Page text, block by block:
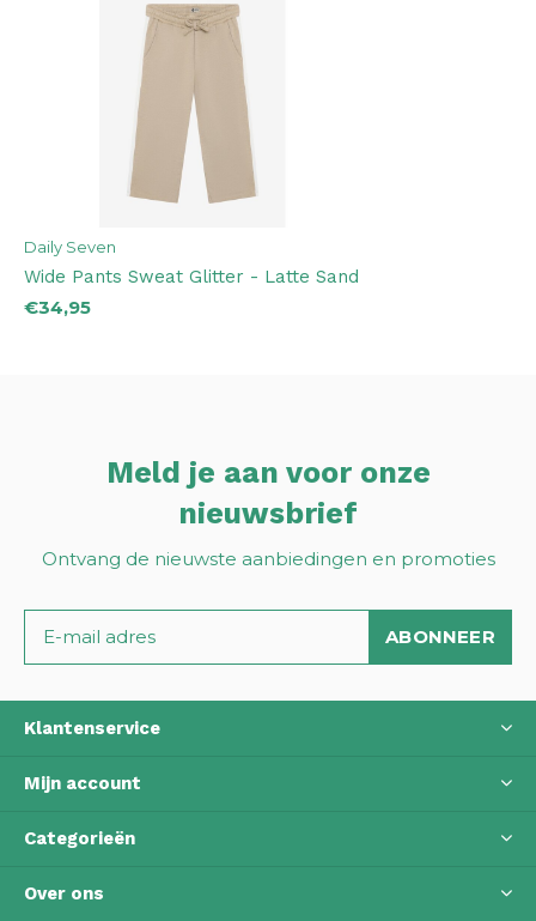
Daily Seven
Wide Pants Sweat Glitter - Latte Sand
€34,95
Meld je aan voor onze
nieuwsbrief
Ontvang de nieuwste aanbiedingen en promoties
ABONNEER
Klantenservice
Mijn account
Categorieën
Over ons